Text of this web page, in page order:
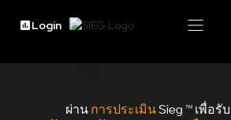
Login
ผ่าน การประเมินSieg ™ เพื่อรั